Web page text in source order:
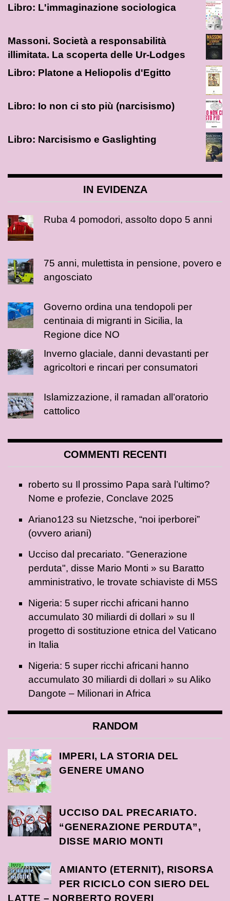
Libro: L'immaginazione sociologica
Massoni. Società a responsabilità
illimitata. La scoperta delle Ur-Lodges
Libro: Platone a Heliopolis d'Egitto
Libro: Io non ci sto più (narcisismo)
Libro: Narcisismo e Gaslighting
IN EVIDENZA
Ruba 4 pomodori, assolto dopo 5 anni
75 anni, mulettista in pensione, povero e
angosciato
Governo ordina una tendopoli per
centinaia di migranti in Sicilia, la
Regione dice NO
Inverno glaciale, danni devastanti per
agricoltori e rincari per consumatori
Islamizzazione, il ramadan all’oratorio
cattolico
COMMENTI RECENTI
roberto su Il prossimo Papa sarà l’ultimo?
Nome e profezie, Conclave 2025
Ariano123 su Nietzsche, “noi iperborei”
(ovvero ariani)
Ucciso dal precariato. "Generazione
perduta", disse Mario Monti » su Baratto
amministrativo, le trovate schiaviste di M5S
Nigeria: 5 super ricchi africani hanno
accumulato 30 miliardi di dollari » su Il
progetto di sostituzione etnica del Vaticano
in Italia
Nigeria: 5 super ricchi africani hanno
accumulato 30 miliardi di dollari » su Aliko
Dangote – Milionari in Africa
RANDOM
IMPERI, LA STORIA DEL
GENERE UMANO
UCCISO DAL PRECARIATO.
“GENERAZIONE PERDUTA”,
DISSE MARIO MONTI
AMIANTO (ETERNIT), RISORSA
PER RICICLO CON SIERO DEL
LATTE – NORBERTO ROVERI